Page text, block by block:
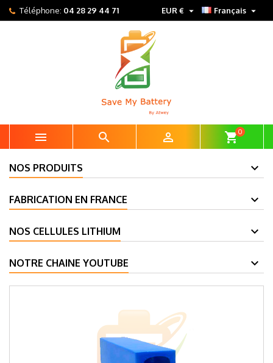
Téléphone: 04 28 29 44 71 Français 
EUR € 
   shopping_cart0
NOS PRODUITS
FABRICATION EN FRANCE
NOS CELLULES LITHIUM
NOTRE CHAINE YOUTUBE